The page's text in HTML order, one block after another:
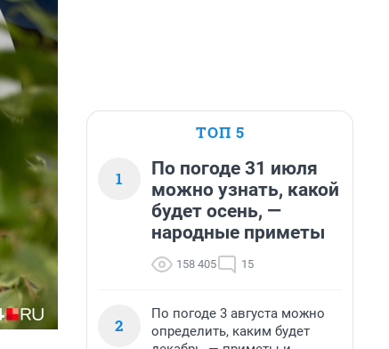
ТОП 5
1
По погоде 31 июля
можно узнать, какой
будет осень, —
народные приметы
158 405 15
2
По погоде 3 августа можно
определить, каким будет